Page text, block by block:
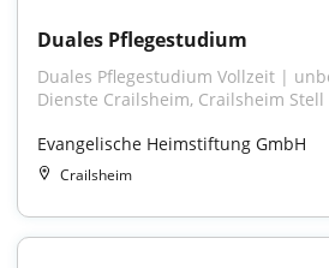
Duales Pflegestudium
Duales Pflegestudium Vollzeit |
Dienste Crailsheim, Crailsheim
Evangelische Heimstiftung GmbH
Crailsheim